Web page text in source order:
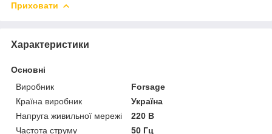
Приховати
Характеристики
Основні
Виробник
Forsage
Країна виробник
Україна
Напруга живильної мережі
220 В
Частота струму
50 Гц